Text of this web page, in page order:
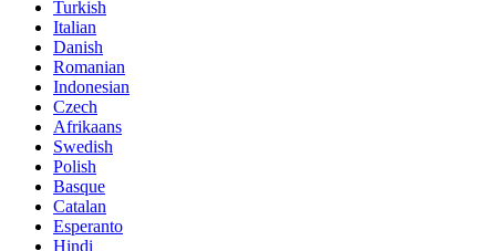
Turkish
Italian
Danish
Romanian
Indonesian
Czech
Afrikaans
Swedish
Polish
Basque
Catalan
Esperanto
Hindi